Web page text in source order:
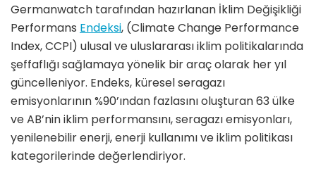
Germanwatch tarafından hazırlanan İklim Değişikliği
Performans Endeksi, (Climate Change Performance
Index, CCPI) ulusal ve uluslararası iklim politikalarında
şeffaflığı sağlamaya yönelik bir araç olarak her yıl
güncelleniyor. Endeks, küresel seragazı
emisyonlarının %90’ından fazlasını oluşturan 63 ülke
ve AB’nin iklim performansını, seragazı emisyonları,
yenilenebilir enerji, enerji kullanımı ve iklim politikası
kategorilerinde değerlendiriyor.